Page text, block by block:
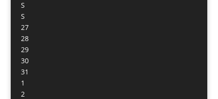
S
S
27
28
29
30
31
1
2